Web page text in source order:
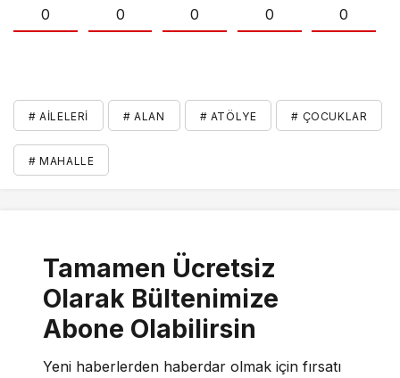
0 0 0 0 0
# AILELERI # ALAN # ATÖLYE # ÇOCUKLAR
# MAHALLE
Tamamen Ücretsiz
Olarak Bültenimize
Abone Olabilirsin
Yeni haberlerden haberdar olmak için fırsatı